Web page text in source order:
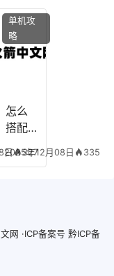
阵容
搭
配，
凹凸
阵容
搭配
日 327
怎么
搭配
专家
学术
2025年12月08日 335
单机攻
略
网 ·ICP备案号 黔ICP备